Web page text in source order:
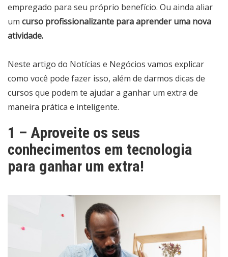
empregado para seu próprio benefício. Ou ainda aliar
um curso profissionalizante para aprender uma nova
atividade.
Neste artigo do Notícias e Negócios vamos explicar
como você pode fazer isso, além de darmos dicas de
cursos que podem te ajudar a ganhar um extra de
maneira prática e inteligente.
1 – Aproveite os seus
conhecimentos em tecnologia
para ganhar um extra!